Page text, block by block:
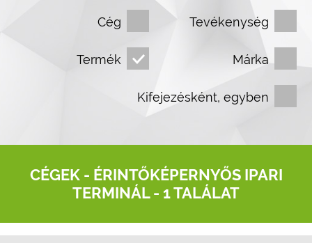
Cég Tevékenység
Termék Márka
Kifejezésként, egyben
CÉGEK - ÉRINTŐKÉPERNYŐS IPARI
TERMINÁL- 1 TALÁLAT